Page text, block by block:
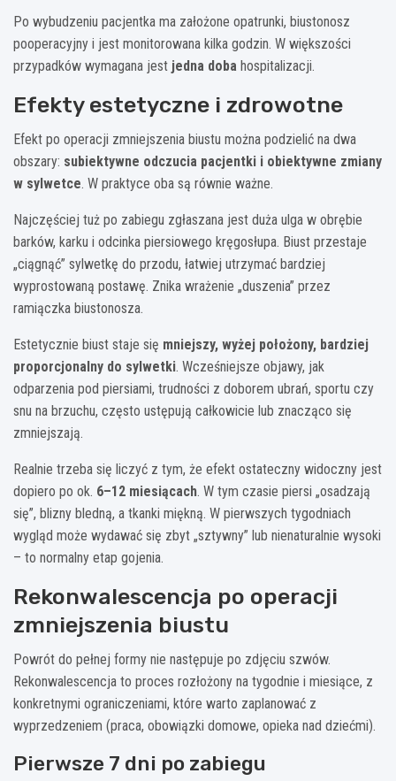
Po wybudzeniu pacjentka ma założone opatrunki, biustonosz
pooperacyjny i jest monitorowana kilka godzin. W większości
przypadków wymagana jest jedna doba hospitalizacji.
Efekty estetyczne i zdrowotne
Efekt po operacji zmniejszenia biustu można podzielić na dwa
obszary: subiektywne odczucia pacjentki i obiektywne zmiany
w sylwetce. W praktyce oba są równie ważne.
Najczęściej tuż po zabiegu zgłaszana jest duża ulga w obrębie
barków, karku i odcinka piersiowego kręgosłupa. Biust przestaje
„ciągnąć” sylwetkę do przodu, łatwiej utrzymać bardziej
wyprostowaną postawę. Znika wrażenie „duszenia” przez
ramiączka biustonosza.
Estetycznie biust staje się mniejszy, wyżej położony, bardziej
proporcjonalny do sylwetki. Wcześniejsze objawy, jak
odparzenia pod piersiami, trudności z doborem ubrań, sportu czy
snu na brzuchu, często ustępują całkowicie lub znacząco się
zmniejszają.
Realnie trzeba się liczyć z tym, że efekt ostateczny widoczny jest
dopiero po ok. 6–12 miesiącach. W tym czasie piersi „osadzają
się”, blizny bledną, a tkanki miękną. W pierwszych tygodniach
wygląd może wydawać się zbyt „sztywny” lub nienaturalnie wysoki
– to normalny etap gojenia.
Rekonwalescencja po operacji
zmniejszenia biustu
Powrót do pełnej formy nie następuje po zdjęciu szwów.
Rekonwalescencja to proces rozłożony na tygodnie i miesiące, z
konkretnymi ograniczeniami, które warto zaplanować z
wyprzedzeniem (praca, obowiązki domowe, opieka nad dziećmi).
Pierwsze 7 dni po zabiegu